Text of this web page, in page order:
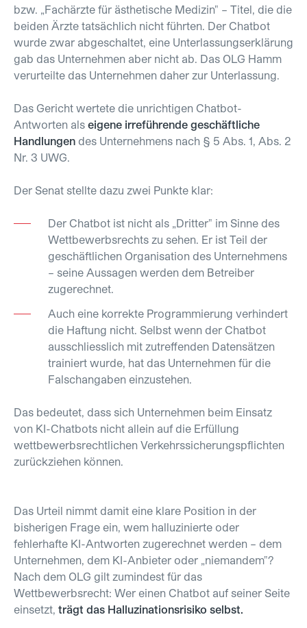
bzw. „Fachärzte für ästhetische Medizin" – Titel, die die
beiden Ärzte tatsächlich nicht führten. Der Chatbot
wurde zwar abgeschaltet, eine Unterlassungserklärung
gab das Unternehmen aber nicht ab. Das OLG Hamm
verurteilte das Unternehmen daher zur Unterlassung.
Das Gericht wertete die unrichtigen Chatbot-
Antworten als eigene irreführende geschäftliche
Handlungen des Unternehmens nach § 5 Abs. 1, Abs. 2
Nr. 3 UWG.
Der Senat stellte dazu zwei Punkte klar:
Der Chatbot ist nicht als „Dritter" im Sinne des
Wettbewerbsrechts zu sehen. Er ist Teil der
geschäftlichen Organisation des Unternehmens
– seine Aussagen werden dem Betreiber
zugerechnet.
Auch eine korrekte Programmierung verhindert
die Haftung nicht. Selbst wenn der Chatbot
ausschliesslich mit zutreffenden Datensätzen
trainiert wurde, hat das Unternehmen für die
Falschangaben einzustehen.
Das bedeutet, dass sich Unternehmen beim Einsatz
von KI-Chatbots nicht allein auf die Erfüllung
wettbewerbsrechtlichen Verkehrssicherungspflichten
zurückziehen können.
Das Urteil nimmt damit eine klare Position in der
bisherigen Frage ein, wem halluzinierte oder
fehlerhafte KI-Antworten zugerechnet werden – dem
Unternehmen, dem KI-Anbieter oder „niemandem"?
Nach dem OLG gilt zumindest für das
Wettbewerbsrecht: Wer einen Chatbot auf seiner Seite
einsetzt, trägt das Halluzinationsrisiko selbst.